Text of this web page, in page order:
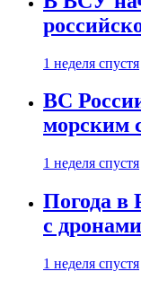
1 неделя спустя
ВС
морским
1 неделя спустя
Погода в
с
1 неделя спустя